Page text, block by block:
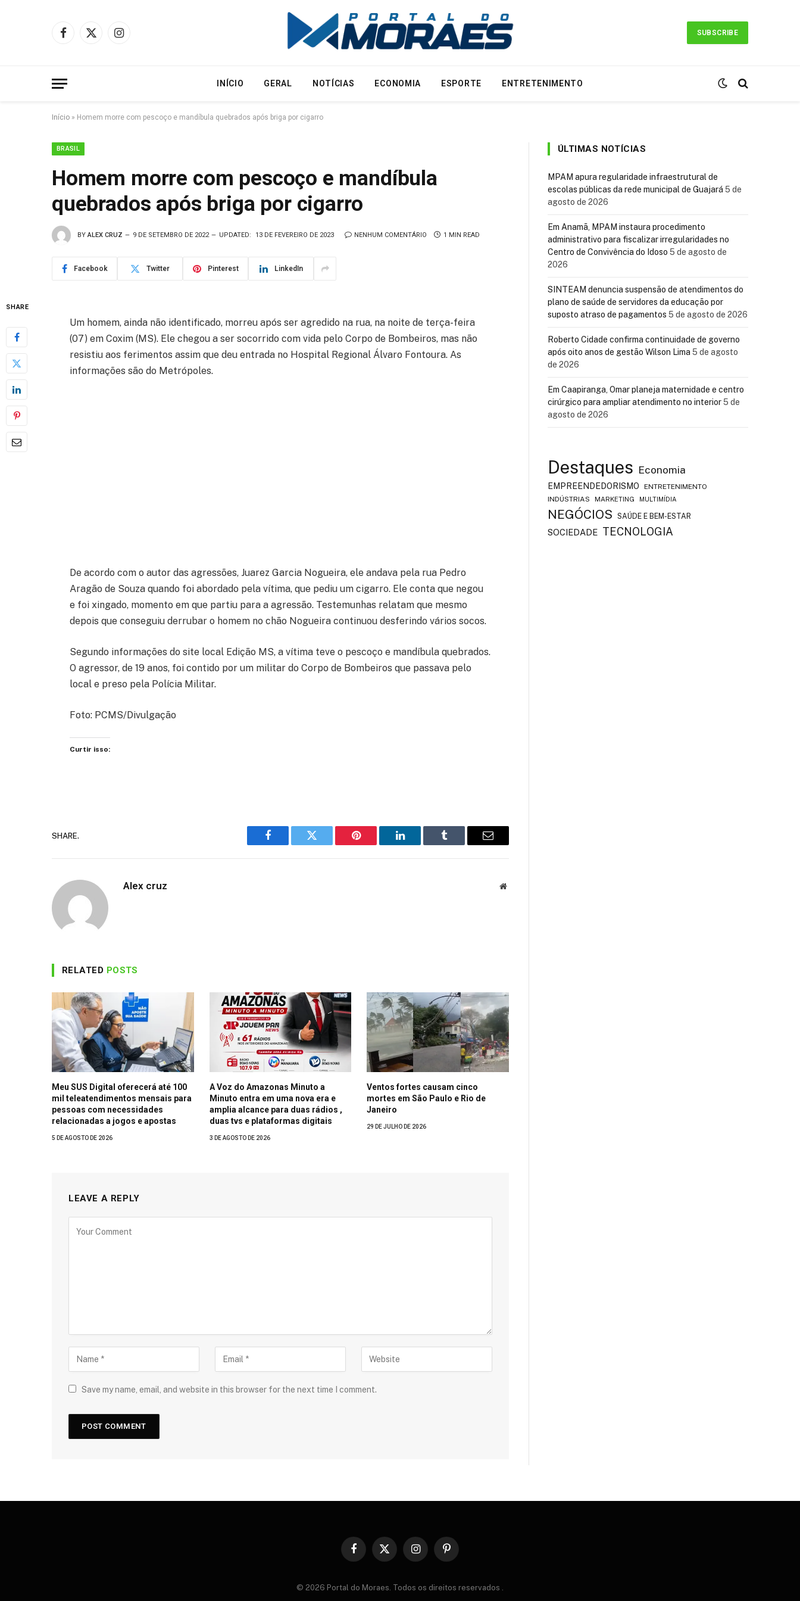
Facebook
X
Instagram
SUBSCRIBE
INÍCIO GERAL NOTÍCIAS ECONOMIA ESPORTE ENTRETENIMENTO
Início » Homem morre com pescoço e mandíbula quebrados após briga por cigarro
BRASIL
Homem morre com pescoço e mandíbula
quebrados após briga por cigarro
BY ALEX CRUZ 9 DE SETEMBRO DE 2022 UPDATED: 13 DE FEVEREIRO DE 2023 NENHUM COMENTÁRIO 1 MIN READ
Facebook Twitter Pinterest LinkedIn
SHARE
Um homem, ainda não identificado, morreu após ser agredido na rua, na noite de terça-feira
(07) em Coxim (MS). Ele chegou a ser socorrido com vida pelo Corpo de Bombeiros, mas não
resistiu aos ferimentos assim que deu entrada no Hospital Regional Álvaro Fontoura. As
informações são do Metrópoles.
De acordo com o autor das agressões, Juarez Garcia Nogueira, ele andava pela rua Pedro
Aragão de Souza quando foi abordado pela vítima, que pediu um cigarro. Ele conta que negou
e foi xingado, momento em que partiu para a agressão. Testemunhas relatam que mesmo
depois que conseguiu derrubar o homem no chão Nogueira continuou desferindo vários socos.
Segundo informações do site local Edição MS, a vítima teve o pescoço e mandíbula quebrados.
O agressor, de 19 anos, foi contido por um militar do Corpo de Bombeiros que passava pelo
local e preso pela Polícia Militar.
Foto: PCMS/Divulgação
Curtir isso:
SHARE.
Facebook Twitter Pinterest LinkedIn Tumblr Email
Alex cruz Website
RELATED POSTS
Meu SUS Digital oferecerá até 100
mil teleatendimentos mensais para
pessoas com necessidades
relacionadas a jogos e apostas
5 DE AGOSTO DE 2026
A Voz do Amazonas Minuto a
Minuto entra em uma nova era e
amplia alcance para duas rádios ,
duas tvs e plataformas digitais
3 DE AGOSTO DE 2026
Ventos fortes causam cinco
mortes em São Paulo e Rio de
Janeiro
29 DE JULHO DE 2026
LEAVE A REPLY
Save my name, email, and website in this browser for the next time I comment.
ÚLTIMAS NOTÍCIAS
MPAM apura regularidade infraestrutural de
escolas públicas da rede municipal de Guajará 5 de
agosto de 2026
Em Anamã, MPAM instaura procedimento
administrativo para fiscalizar irregularidades no
Centro de Convivência do Idoso 5 de agosto de
2026
SINTEAM denuncia suspensão de atendimentos do
plano de saúde de servidores da educação por
suposto atraso de pagamentos 5 de agosto de 2026
Roberto Cidade confirma continuidade de governo
após oito anos de gestão Wilson Lima 5 de agosto
de 2026
Em Caapiranga, Omar planeja maternidade e centro
cirúrgico para ampliar atendimento no interior5 de
agosto de 2026
Destaques Economia
EMPREENDEDORISMO
ENTRETENIMENTO
INDÚSTRIAS
MARKETING MULTIMÍDIA
NEGÓCIOS SAÚDE E BEM-ESTAR
SOCIEDADE TECNOLOGIA
Facebook
X
InstagramPinterest
© 2026 Portal do Moraes. Todos os direitos reservados .